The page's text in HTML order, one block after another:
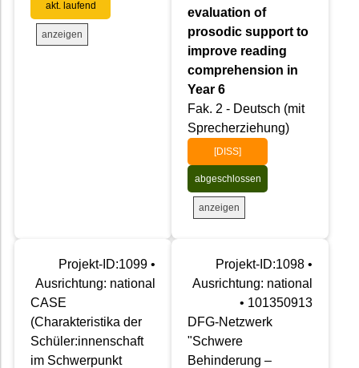
akt. laufend
anzeigen
evaluation of
prosodic support to
improve reading
comprehension in
Year 6
Fak. 2 - Deutsch (mit
Sprecherziehung)
[DISS]
abgeschlossen
anzeigen
Projekt-ID:1099 •
Ausrichtung: national
CASE
(Charakteristika der
Schüler:innenschaft
im Schwerpunkt
Projekt-ID:1098 •
Ausrichtung: national
• 101350913
DFG-Netzwerk
"Schwere
Behinderung –